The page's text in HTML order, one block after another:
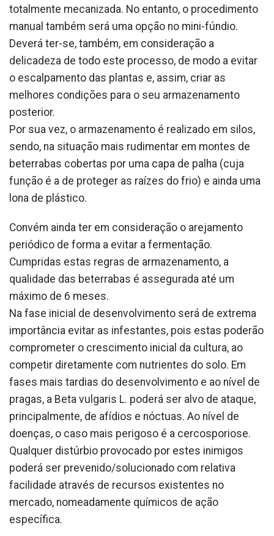
totalmente mecanizada. No entanto, o procedimento
manual também será uma opção no mini-fúndio.
Deverá ter-se, também, em consideração a
delicadeza de todo este processo, de modo a evitar
o escalpamento das plantas e, assim, criar as
melhores condições para o seu armazenamento
posterior.
Por sua vez, o armazenamento é realizado em silos,
sendo, na situação mais rudimentar em montes de
beterrabas cobertas por uma capa de palha (cuja
função é a de proteger as raízes do frio) e ainda uma
lona de plástico.
Convém ainda ter em consideração o arejamento
periódico de forma a evitar a fermentação.
Cumpridas estas regras de armazenamento, a
qualidade das beterrabas é assegurada até um
máximo de 6 meses.
Na fase inicial de desenvolvimento será de extrema
importância evitar as infestantes, pois estas poderão
comprometer o crescimento inicial da cultura, ao
competir diretamente com nutrientes do solo. Em
fases mais tardias do desenvolvimento e ao nível de
pragas, a Beta vulgaris L. poderá ser alvo de ataque,
principalmente, de afídios e nóctuas. Ao nível de
doenças, o caso mais perigoso é a cercosporiose.
Qualquer distúrbio provocado por estes inimigos
poderá ser prevenido/solucionado com relativa
facilidade através de recursos existentes no
mercado, nomeadamente químicos de ação
específica.